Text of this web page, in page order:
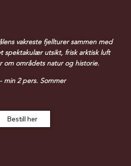
vakreste fjellturer sammen med
spektakulær utsikt, frisk arktisk luft
om områdets natur og historie.
min 2 pers. Sommer
Bestill her